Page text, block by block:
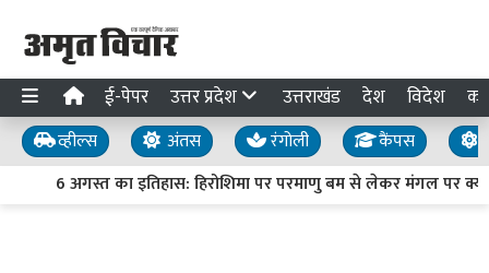
ई-पेपर उत्तर प्रदेश उत्तराखंड देश विदेश
व्हील्स अंतस रंगोली कैंपस
6 अगस्त का इतिहास: हिरोशिमा पर परमाणु बम से लेकर मंगल पर